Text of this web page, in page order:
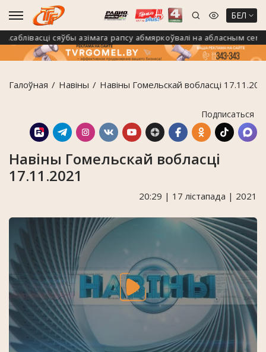
БЕЛ
сяўбы азімага рапсу абмяркоўвалі на абласным
Галоўная Навiны Навіны Гомельскай вобласці
Подписаться
Навіны Гомельскай вобласці
17.11.2021
20:29 | 17 лістапада | 2021